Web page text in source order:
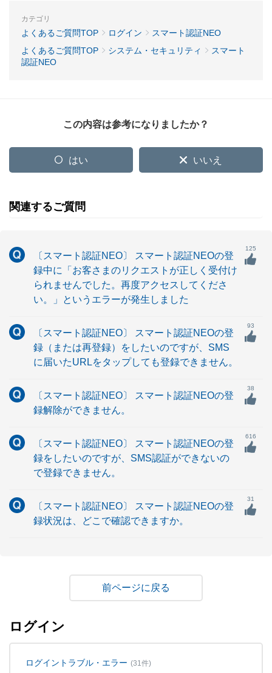
カテゴリ
よくあるご質問TOP ログイン
スマート認証NEO
よくあるご質問TOP
システム・セキュリティ
スマート
認証NEO
この内容は参考になりましたか？
はい いいえ
関連するご質問
〔スマート認証NEO〕 スマート認証NEOの登
録中に「お客さまのリクエストが正しく受付け
られませんでした。再度アクセスしてくださ
い。」というエラーが発生しました
125
〔スマート認証NEO〕 スマート認証NEOの登
録（または再登録）をしたいのですが、SMS
に届いたURLをタップしても登録できません。
93
〔スマート認証NEO〕 スマート認証NEOの登
録解除ができません。
38
〔スマート認証NEO〕 スマート認証NEOの登
録をしたいのですが、SMS認証ができないの
で登録できません。
616
〔スマート認証NEO〕 スマート認証NEOの登
録状況は、どこで確認できますか。
31
戻る
ログイン
ログイントラブル・エラー (31件)